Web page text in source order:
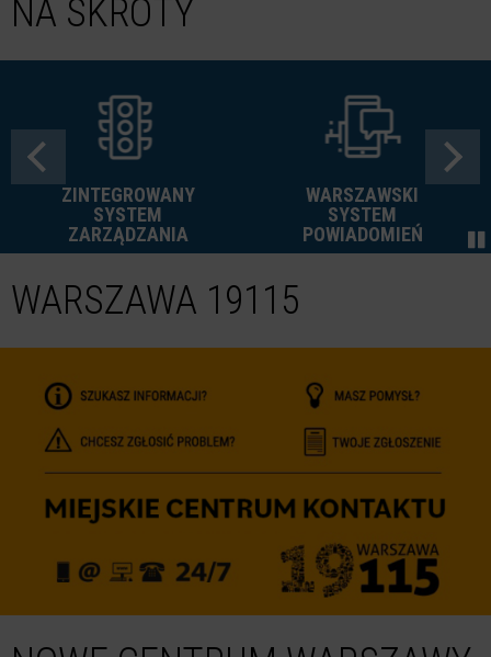
NA SKRÓTY
ZINTEGROWANY
SYSTEM
ZARZĄDZANIA
WARSZAWSKI
SYSTEM
POWIADOMIEŃ
WARSZAWA 19115